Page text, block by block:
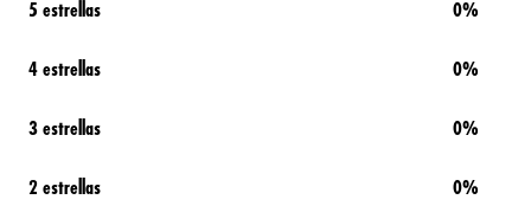
5 estrellas 0%
4 estrellas 0%
3 estrellas 0%
2 estrellas 0%